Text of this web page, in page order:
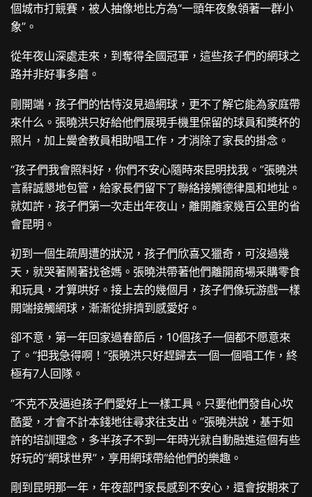
個城市打競賽，被人抽像地比方為“一頭年夜象領著一群小
象”。
從年夜山深處走來，到奪得全國冠軍，這些孩子們的網球之
路并非好事多磨。
剛開端，孩子們的怙恃沒見過網球，更不了解它能為家庭帶
來什么。張曉洪只好給他們展現手機里保留的球員和獎杯的
照片，加上黌舍教員相助唱工作，才消除了家長的掛念。
“孩子們我會照料好，你們不安心隨時來昆明找我。”張曉洪
言辭誠懇地包管，給家長們留下了聯絡接觸德律風和地址。
就如許，孩子們第一次走出年夜山，離開離家幾百公里的省
會昆明。
初到一個生疏周遭的狀況，孩子們欣喜又獵奇，可沒過幾
天，就哭著鬧著找爸媽。張曉洪帶著他們離開商場采購零食
和玩具，才算哄好。接上去的幾個月，孩子們像玩游戲一樣
開端接觸網球，漸漸從排擠到感愛好。
卻不意，第一年回家過春節后，10個孩子一個都不愿意來
了。“把我急得啊！”張曉洪只好趕歸去一個一個唱工作，終
極有7人回隊。
“不克不及逼迫孩子們愛好上一樣工具。只要他們發自心坎
酷愛，才會不計本錢地往尋求往支出。”張曉洪說，基于如
許的培訓理念，多半孩子不到一年時光就自動融進這個有些
好玩的“網球世界”，享用網球帶給他們的樂趣。
剛到昆明那一年，年夜部門家長感到不安心，還會按期來了